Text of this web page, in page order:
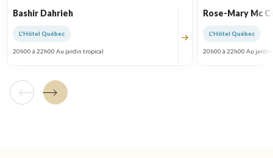
Bashir Dahrieh
L'Hôtel Québec
20h00 à 22h00 Au jardin tropical
Rose-Mary Mc
L'Hôtel Québec
20h00 à 22h00 Au
Tuile précédente
Tuile suivante